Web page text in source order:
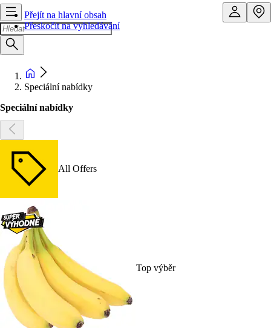
Přejít na hlavní obsah
Přeskočit na vyhledávání
Speciální nabídky
Speciální nabídky
All Offers
Top výběr